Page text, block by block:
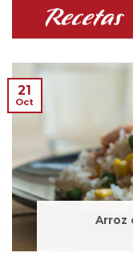
Recetas
Arroz
21
Oct